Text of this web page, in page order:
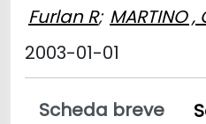
Furlan R; MARTINO ,
2003-01-01
Scheda breve